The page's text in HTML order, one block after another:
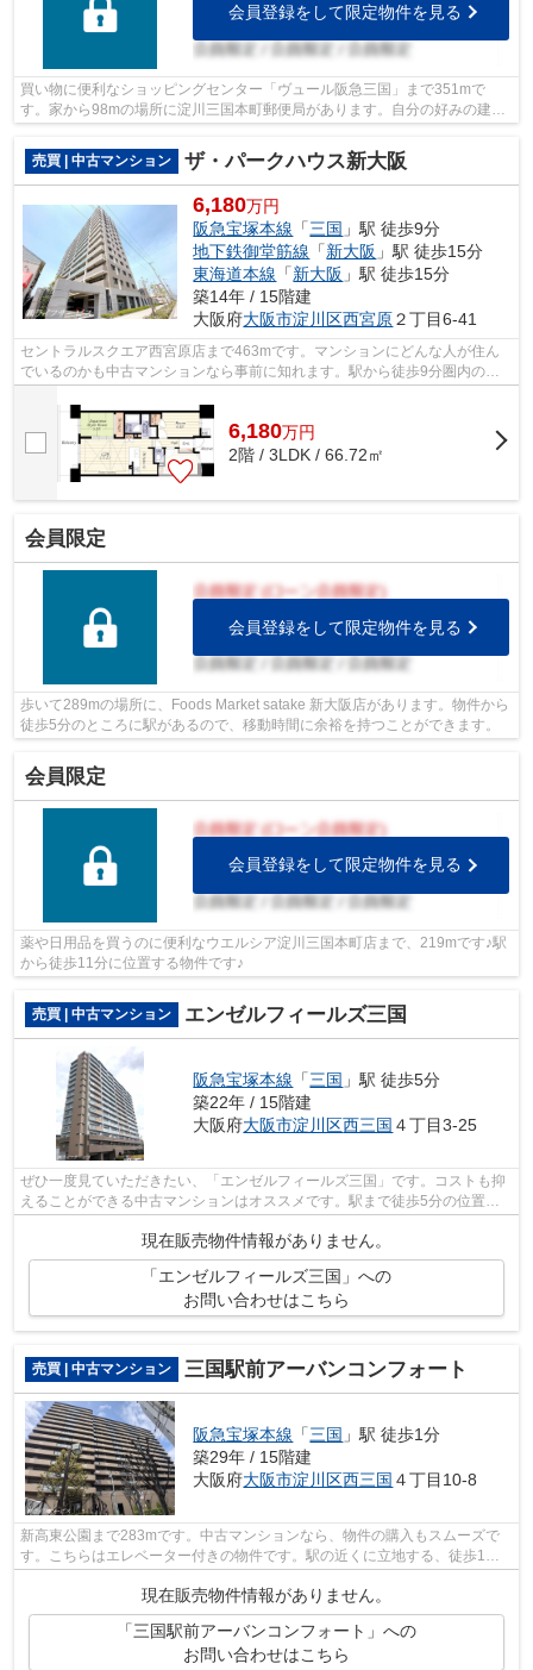
会員登録をして限定物件を見る
買い物に便利なショッピングセンター「ヴュール阪急三国」まで351mで
す。家から98mの場所に淀川三国本町郵便局があります。自分の好みの建物
売買 | 中古マンション
ザ・パークハウス新大阪
6,180万円
阪急宝塚本線 「三国 」駅 徒歩9分
地下鉄御堂筋線 「新大阪 」駅 徒歩15分
東海道本線 「新大阪 」駅 徒歩15分
築14年 / 15階建
大阪府大阪市淀川区西宮原２丁目6-41
セントラルスクエア西宮原店まで463mです。マンションにどんな人が住ん
でいるのかも中古マンションなら事前に知れます。駅から徒歩9分圏内の物
6,180万円
2階 / 3LDK / 66.72㎡
会員限定
会員登録をして限定物件を見る
歩いて289mの場所に、Foods Market satake 新大阪店があります。物件から
徒歩5分のところに駅があるので、移動時間に余裕を持つことができます。
会員限定
会員登録をして限定物件を見る
薬や日用品を買うのに便利なウエルシア淀川三国本町店まで、219mです♪駅
から徒歩11分に位置する物件です♪
売買 | 中古マンション エンゼルフィールズ三国
阪急宝塚本線 「三国 」駅 徒歩5分
築22年 / 15階建
大阪府大阪市淀川区西三国 ４丁目3-25
ぜひ一度見ていただきたい、「エンゼルフィールズ三国」です。コストも抑
えることができる中古マンションはオススメです。駅まで徒歩5分の位置に
現在販売物件情報がありません。
「エンゼルフィールズ三国」への
お問い合わせはこちら
売買 | 中古マンション 三国駅前アーバンコンフォート
阪急宝塚本線 「三国 」駅 徒歩1分
築29年 / 15階建
大阪府大阪市淀川区西三国 ４丁目10-8
新高東公園まで283mです。中古マンションなら、物件の購入もスムーズで
す。こちらはエレベーター付きの物件です。駅の近くに立地する、徒歩1分
圏内の物件です。阪急宝塚本線三国周辺を...
現在販売物件情報がありません。
「三国駅前アーバンコンフォート」への
お問い合わせはこちら